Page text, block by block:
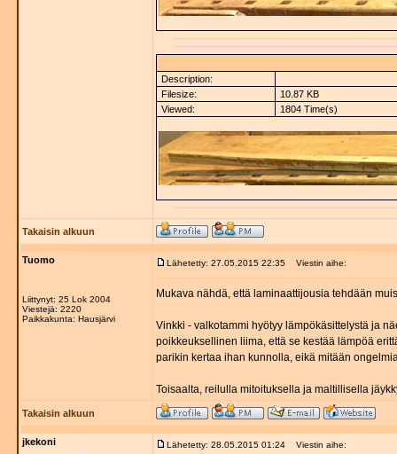
Description:
Filesize:
10.87 KB
Viewed:
1804 Time(s)
Takaisin alkuun
Tuomo
Liittynyt: 25 Lok 2004
Viestejä: 2220
Paikkakunta: Hausjärvi
Lähetetty: 27.05.2015 22:35 Viestin aihe:
Mukava nähdä, että laminaattijousia tehdään
Vinkki - valkotammi hyötyy lämpökäsittelystä ja
poikkeuksellinen liima, että se kestää lämpöä
parikin kertaa ihan kunnolla, eikä mitään
Toisaalta, reilulla mitoituksella ja maltillisella
Takaisin alkuun
jkekoni Lähetetty: 28.05.2015 01:24 Viestin aihe: